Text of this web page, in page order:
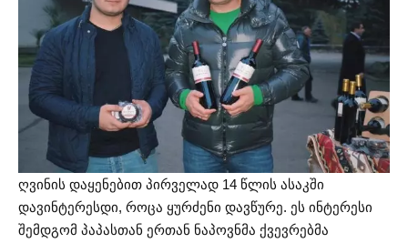
ღვინის დაყენებით პირველად 14 წლის ასაკში
დავინტერესდი, როცა ყურძენი დავწურე. ეს ინტერესი
შემდგომ პაპასთან ერთან ნაპოვნმა ქვევრებმა